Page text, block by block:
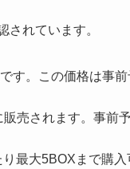
されています。
す。この価格は事
売されます。事前
最大5BOXまで購